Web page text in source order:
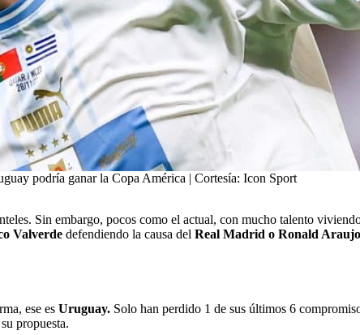
podría ganar la Copa América | Cortesía: Icon Sport
Sin embargo, pocos como el actual, con mucho talento
Valverde defendiendo la causa del Real Madrid o Ronald Araujo
ese es Uruguay. Solo han perdido 1 de sus últimos 6
propuesta.